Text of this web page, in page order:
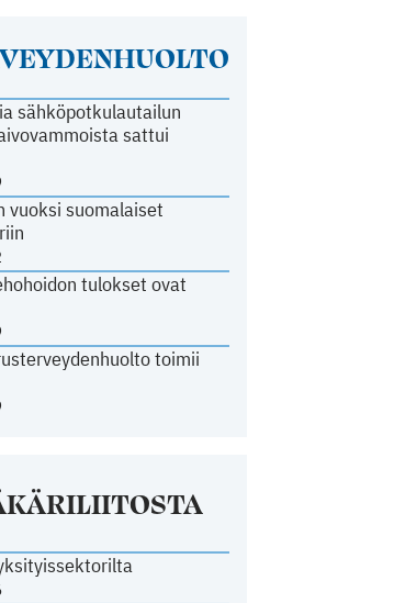
sähköpotkulautailun
sattui
vuoksi suomalaiset
tulokset ovat
toimii